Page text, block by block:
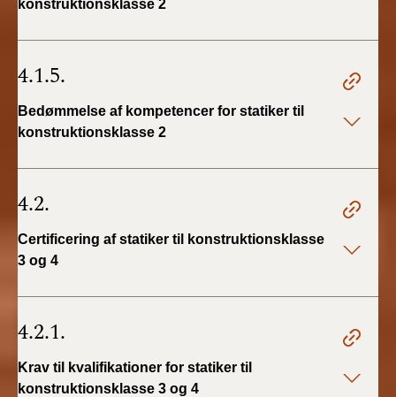
konstruktionsklasse 2
4.1.5.
Bedømmelse af kompetencer for statiker til
konstruktionsklasse 2
4.2.
Certificering af statiker til konstruktionsklasse
3 og 4
4.2.1.
Krav til kvalifikationer for statiker til
konstruktionsklasse 3 og 4